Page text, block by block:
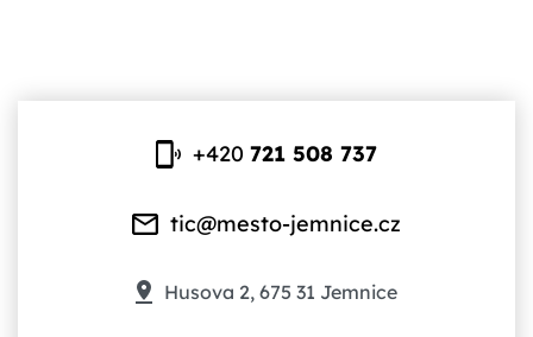
+420721 508 737
tic@mesto-jemnice.cz
Husova 2, 675 31 Jemnice